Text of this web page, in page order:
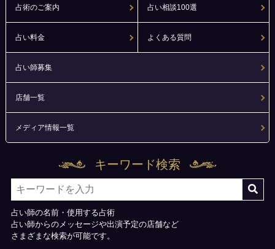
占術のご案内 占い相談100選
占い料金 よくある質問
占い師募集
店舗一覧
メディア情報一覧
キーワード検索
占い師の名前・使用する占術
占い師からのメッセージや出演予定の店舗など
さまざまな検索が可能です。